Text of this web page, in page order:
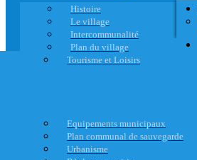
Histoire
Le village
Intercommunalité
Plan du village
Tourisme et Loisirs
Equipements municipaux
Plan communal de sauvegarde
Urbanisme